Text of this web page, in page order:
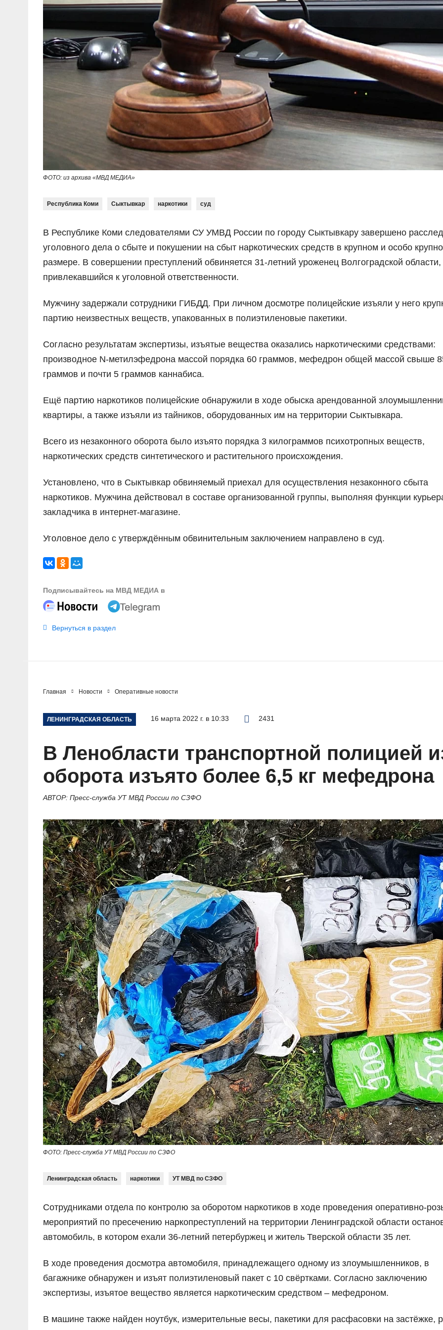
ФОТО: из архива «МВД МЕДИА»
Республика Коми Сыктывкар наркотики суд
В Республике Коми следователями СУ УМВД России по городу Сыктывкару завершено
уголовного дела о сбыте и покушении на сбыт наркотических средств в крупном и особо
размере. В совершении преступлений обвиняется 31-летний уроженец Волгоградской
привлекавшийся к уголовной ответственности.
Мужчину задержали сотрудники ГИБДД. При личном досмотре полицейские изъяли у него
партию неизвестных веществ, упакованных в полиэтиленовые пакетики.
Согласно результатам экспертизы, изъятые вещества оказались наркотическими средствами:
производное N-метилэфедрона массой порядка 60 граммов, мефедрон общей массой свыше
граммов и почти 5 граммов каннабиса.
Ещё партию наркотиков полицейские обнаружили в ходе обыска арендованной
квартиры, а также изъяли из тайников, оборудованных им на территории Сыктывкара.
Всего из незаконного оборота было изъято порядка 3 килограммов психотропных веществ,
наркотических средств синтетического и растительного происхождения.
Установлено, что в Сыктывкар обвиняемый приехал для осуществления незаконного сбыта
наркотиков. Мужчина действовал в составе организованной группы, выполняя функции
закладчика в интернет-магазине.
Уголовное дело с утверждённым обвинительным заключением направлено в суд.
Подписывайтесь на МВД МЕДИА в
Вернуться в раздел
Главная Новости Оперативные новости
ЛЕНИНГРАДСКАЯ ОБЛАСТЬ 16 марта 2022 г. в 10:33 2431
В Ленобласти транспортной полицией
оборота изъято более 6,5 кг мефедрона
АВТОР: Пресс-служба УТ МВД России по СЗФО
ФОТО: Пресс-служба УТ МВД России по СЗФО
Ленинградская область наркотики УТ МВД по СЗФО
Сотрудниками отдела по контролю за оборотом наркотиков в ходе проведения оперативно-
мероприятий по пресечению наркопреступлений на территории Ленинградской области
автомобиль, в котором ехали 36-летний петербуржец и житель Тверской области 35 лет.
В ходе проведения досмотра автомобиля, принадлежащего одному из злоумышленников, в
багажнике обнаружен и изъят полиэтиленовый пакет с 10 свёртками. Согласно заключению
экспертизы, изъятое вещество является наркотическим средством – мефедроном.
В машине также найден ноутбук, измерительные весы, пакетики для расфасовки на застёжке,